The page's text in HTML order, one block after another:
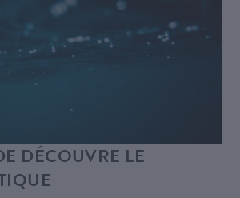
DÉCOUVRE LE